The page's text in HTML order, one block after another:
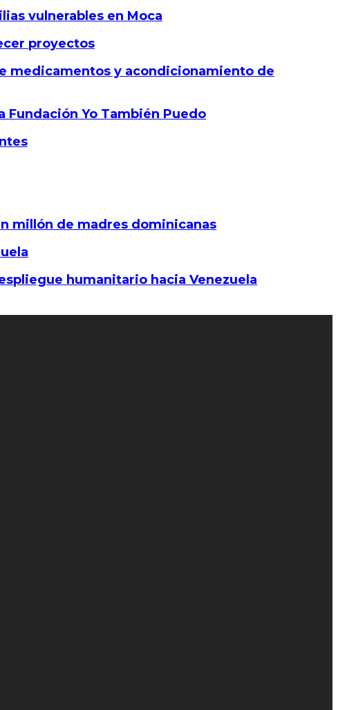
vulnerables en Moca
proyectos
medicamentos y acondicionamiento de
Yo También Puedo
millón de madres dominicanas
humanitario hacia Venezuela